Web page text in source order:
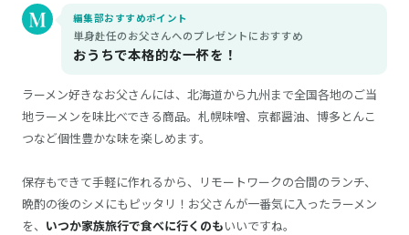
編集部おすすめポイント
単身赴任のお父さんへのプレゼントにおすすめ
おうちで本格的な一杯を！
ラーメン好きなお父さんには、北海道から九州まで全国各地のご当
地ラーメンを味比べできる商品。札幌味噌、京都醤油、博多とんこ
つなど個性豊かな味を楽しめます。
保存もできて手軽に作れるから、リモートワークの合間のランチ、
晩酌の後のシメにもピッタリ！お父さんが一番気に入ったラーメン
を、 いつか家族旅行で食べに行くのもいいですね。